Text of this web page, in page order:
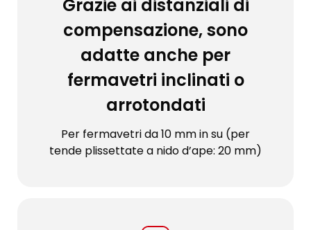
Grazie ai distanziali di
compensazione, sono
adatte anche per
fermavetri inclinati o
arrotondati
Per fermavetri da 10 mm in su (per
tende plissettate a nido d’ape: 20 mm)